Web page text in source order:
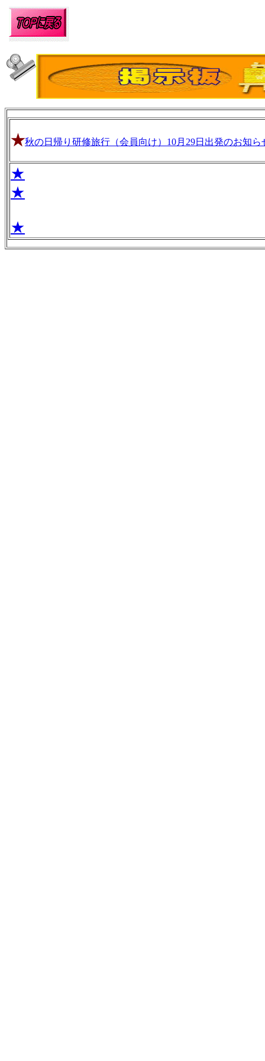
★秋の日帰り研修旅行（会員向け）10月29日出発のお知ら
★
★
★